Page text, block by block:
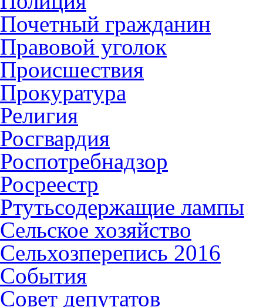
Почетный гражданин
Правовой уголок
Происшествия
Прокуратура
Религия
Росгвардия
Роспотребнадзор
Росреестр
Ртутьсодержащие лампы
Сельское хозяйство
Сельхозперепись 2016
События
Совет депутатов